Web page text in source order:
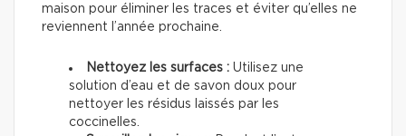
maison pour éliminer les traces et éviter qu’elles ne
reviennent l’année prochaine.
Nettoyez les surfaces : Utilisez une
solution d’eau et de savon doux pour
nettoyer les résidus laissés par les
coccinelles.